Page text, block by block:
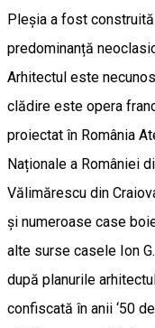
Pleșia a fost
predominanță
Arhitectul este
clădire este opera
proiectat în România
Naționale a României
Vălimărescu din
și numeroase case
alte surse casele Ion
după planurile
confiscată în anii ‘50